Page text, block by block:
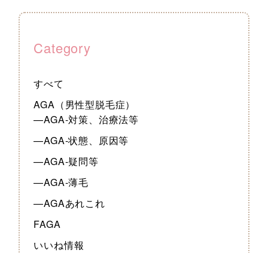
Category
すべて
AGA（男性型脱毛症）
—AGA-対策、治療法等
—AGA-状態、原因等
—AGA-疑問等
—AGA-薄毛
—AGAあれこれ
FAGA
いいね情報